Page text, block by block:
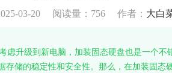
03-20 阅读量： 756 作者： 大白
虑升级到新电脑，加装固态硬盘也是一个不
存储的稳定性和安全性。那么，在加装固态